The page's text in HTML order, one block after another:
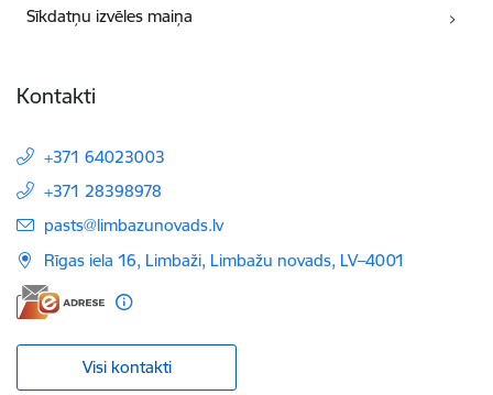
Sīkdatņu izvēles maiņa
Kontakti
+371 64023003
+371 28398978
E-pasts:
pasts@limbazunovads.lv
Rīgas iela 16, Limbaži, Limbažu novads, LV–4001
Visi kontakti